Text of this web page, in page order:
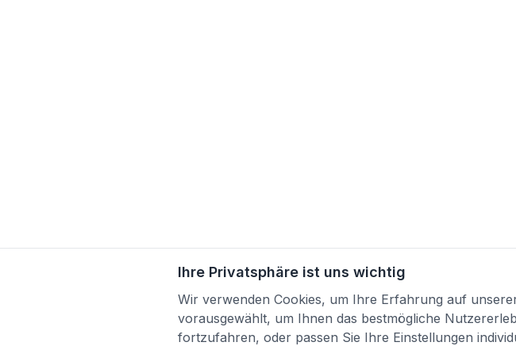
Ihre Privatsphäre ist uns wichtig
Wir verwenden Cookies, um Ihre Erfahrung auf
vorausgewählt, um Ihnen das bestmögliche
fortzufahren, oder passen Sie Ihre Einstellungen